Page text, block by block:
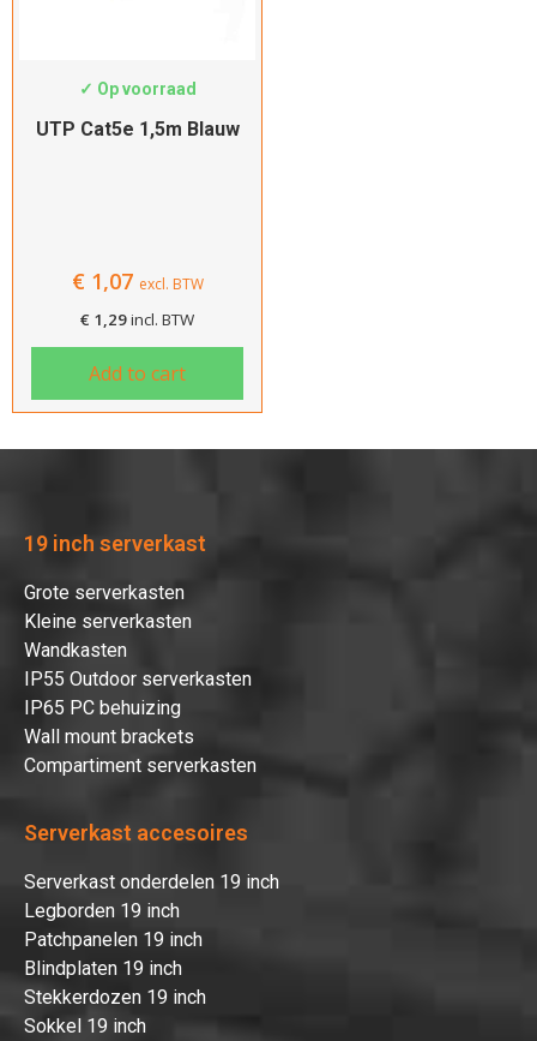
✓ Op voorraad
UTP Cat5e 1,5m Blauw
€1,07 excl. BTW
€ 1,29incl. BTW
Add to cart
19 inch serverkast
Grote serverkasten
Kleine serverkasten
Wandkasten
IP55 Outdoor serverkasten
IP65 PC behuizing
Wall mount brackets
Compartiment serverkasten
Serverkast accesoires
Serverkast onderdelen 19 inch
Legborden 19 inch
Patchpanelen 19 inch
Blindplaten 19 inch
Stekkerdozen 19 inch
Sokkel 19 inch